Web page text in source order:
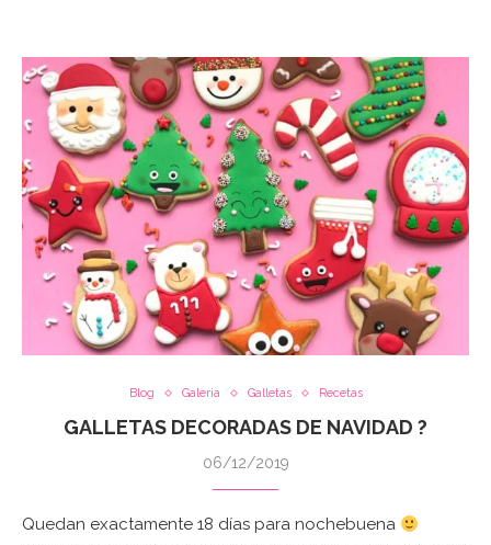
Blog Galeria Galletas Recetas
GALLETAS DECORADAS DE NAVIDAD ?
06/12/2019
Quedan exactamente 18 días para nochebuena